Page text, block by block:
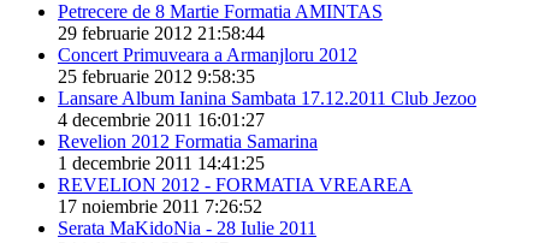
Petrecere de 8 Martie Formatia AMINTAS
29 februarie 2012 21:58:44
Concert Primuveara a Armanjloru 2012
25 februarie 2012 9:58:35
Lansare Album Ianina Sambata 17.12.2011 Club Jezoo
4 decembrie 2011 16:01:27
Revelion 2012 Formatia Samarina
1 decembrie 2011 14:41:25
REVELION 2012 - FORMATIA VREAREA
17 noiembrie 2011 7:26:52
Serata MaKidoNia - 28 Iulie 2011